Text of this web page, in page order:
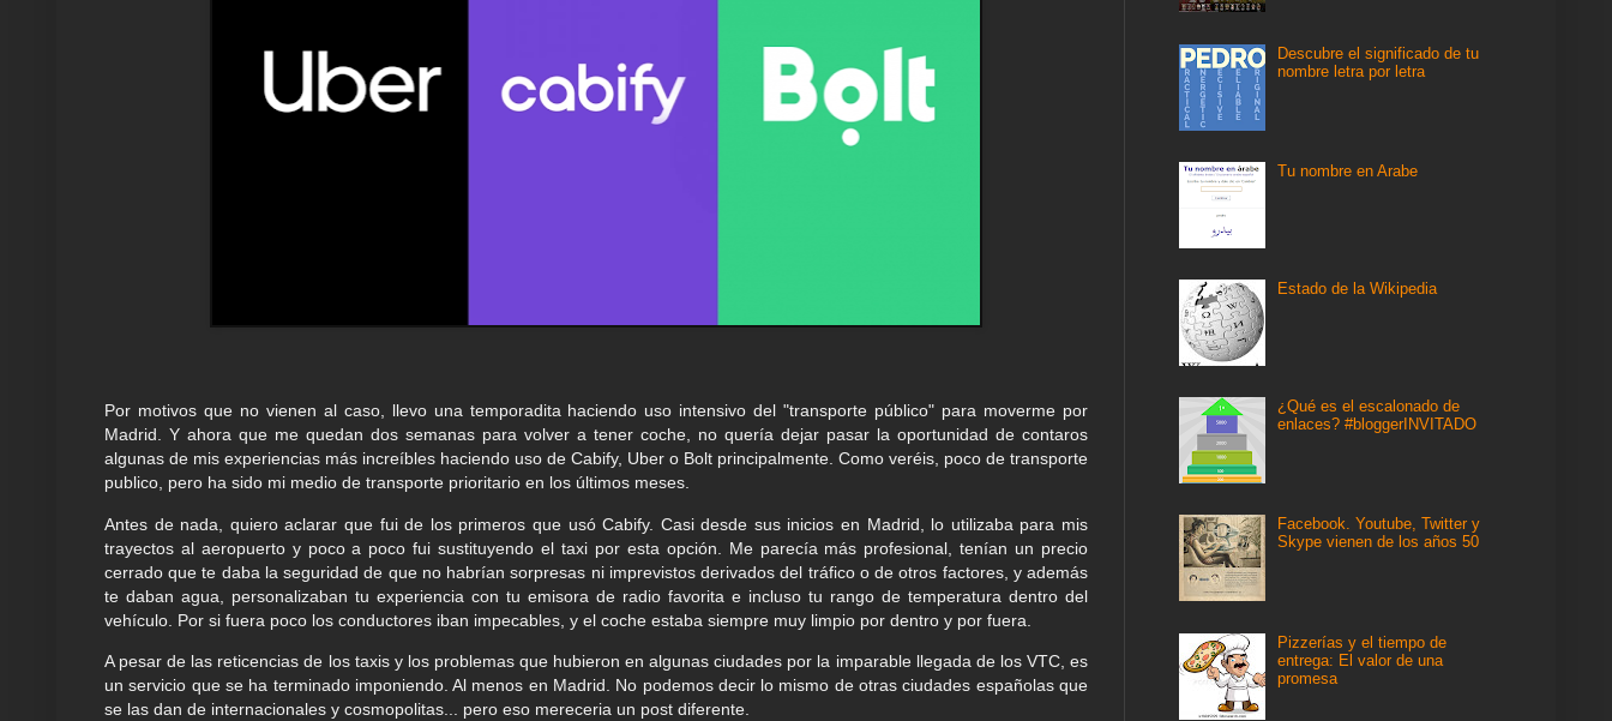
Por motivos que no vienen al caso, llevo una temporadita haciendo uso intensivo del "transporte público" para moverme por
Madrid. Y ahora que me quedan dos semanas para volver a tener coche, no quería dejar pasar la oportunidad de contaros
algunas de mis experiencias más increíbles haciendo uso de Cabify, Uber o Bolt principalmente. Como veréis, poco de transporte
publico, pero ha sido mi medio de transporte prioritario en los últimos meses.
Antes de nada, quiero aclarar que fui de los primeros que usó Cabify. Casi desde sus inicios en Madrid, lo utilizaba para mis
trayectos al aeropuerto y poco a poco fui sustituyendo el taxi por esta opción. Me parecía más profesional, tenían un precio
cerrado que te daba la seguridad de que no habrían sorpresas ni imprevistos derivados del tráfico o de otros factores, y además
te daban agua, personalizaban tu experiencia con tu emisora de radio favorita e incluso tu rango de temperatura dentro del
vehículo. Por si fuera poco los conductores iban impecables, y el coche estaba siempre muy limpio por dentro y por fuera.
A pesar de las reticencias de los taxis y los problemas que hubieron en algunas ciudades por la imparable llegada de los VTC, es
un servicio que se ha terminado imponiendo. Al menos en Madrid. No podemos decir lo mismo de otras ciudades españolas que
se las dan de internacionales y cosmopolitas... pero eso mereceria un post diferente.
Descubre el significado de tu
nombre letra por letra
Tu nombre en Arabe
Estado de la Wikipedia
¿Qué es el escalonado de
enlaces? #bloggerINVITADO
Facebook. Youtube, Twitter y
Skype vienen de los años 50
Pizzerías y el tiempo de
entrega: El valor de una
promesa